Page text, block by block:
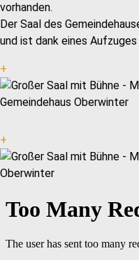
vorhanden.
Der Saal des
und ist dank eines
+
+